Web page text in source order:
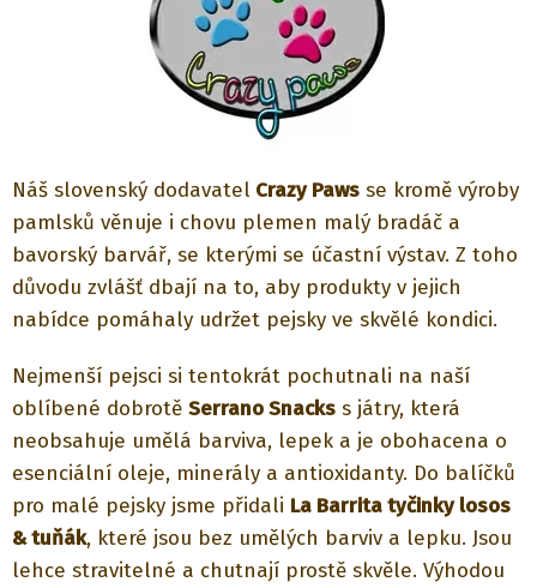
Náš slovenský dodavatel Crazy Paws se kromě výroby
pamlsků věnuje i chovu plemen malý bradáč a
bavorský barvář, se kterými se účastní výstav. Z toho
důvodu zvlášť dbají na to, aby produkty v jejich
nabídce pomáhaly udržet pejsky ve skvělé kondici.
Nejmenší pejsci si tentokrát pochutnali na naší
oblíbené dobrotě Serrano Snacks s játry, která
neobsahuje umělá barviva, lepek a je obohacena o
esenciální oleje, minerály a antioxidanty. Do balíčků
pro malé pejsky jsme přidali La Barrita tyčinky losos
& tuňák, které jsou bez umělých barviv a lepku. Jsou
lehce stravitelné a chutnají prostě skvěle. Výhodou